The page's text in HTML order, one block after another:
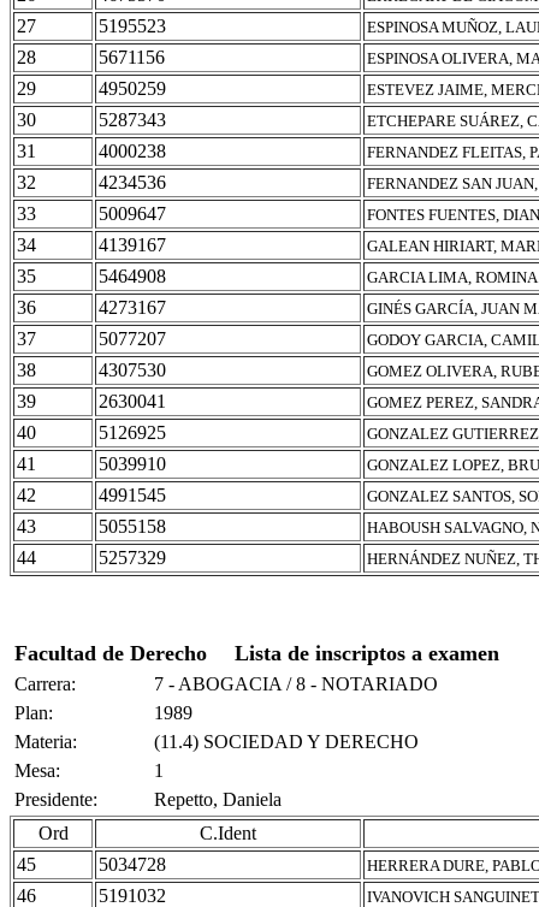
27 5195523 ESPINOSA MUÑOZ,
28 5671156 ESPINOSA OLIVERA,
29 4950259 ESTEVEZ JAIME,
30 5287343 ETCHEPARE SUÁREZ,
31 4000238 FERNANDEZ FLEITAS,
32 4234536 FERNANDEZ SAN
33 5009647 FONTES FUENTES,
34 4139167 GALEAN HIRIART,
35 5464908 GARCIA LIMA,
36 4273167 GINÉS GARCÍA, JUAN
37 5077207 GODOY GARCIA,
38 4307530 GOMEZ OLIVERA,
39 2630041 GOMEZ PEREZ,
40 5126925 GONZALEZ
41 5039910 GONZALEZ LOPEZ,
42 4991545 GONZALEZ SANTOS,
43 5055158 HABOUSH SALVAGNO,
44 5257329 HERNÁNDEZ NUÑEZ,
Facultad de Derecho Lista de inscriptos a examen
Carrera:
7 - ABOGACIA / 8 - NOTARIADO
Plan:
1989
Materia:
(11.4) SOCIEDAD Y DERECHO
Mesa:
1
Presidente:
Repetto, Daniela
Ord
C.Ident
45
5034728 HERRERA DURE,
46 5191032 IVANOVICH